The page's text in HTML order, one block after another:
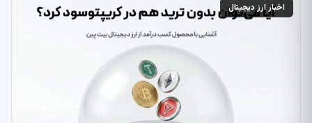
اخبار ارز دیجیتال